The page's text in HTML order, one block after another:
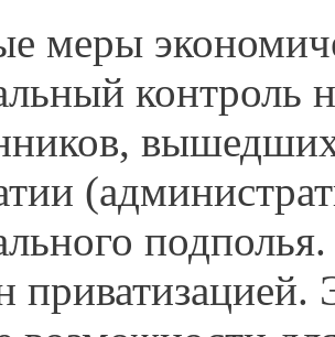
меры
контроль
приватизацией.